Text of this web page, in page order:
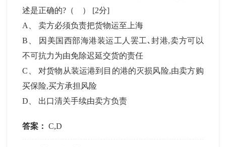
述是正确的?（ ） [2分]
A
、卖方必须负责把货物运至上海
B
因美国西部海港装运工人罢工､封港,卖方可以
不可抗力为由免除迟延交货的责任
C
对货物从装运港到目的港的灭损风险,由卖方购
买保险,买方承担风险
D
出口清关手续由卖方负责
答案： C,D